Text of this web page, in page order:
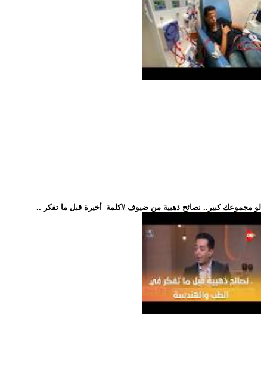
.. لو مجموعك كبير.. نصائح ذهبية من ضيوف #كلمة_أخيرة قبل ما تفكر